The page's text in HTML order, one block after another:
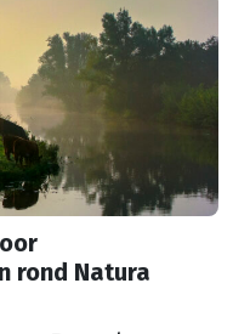
dat geld na de
Continued
rond Natura